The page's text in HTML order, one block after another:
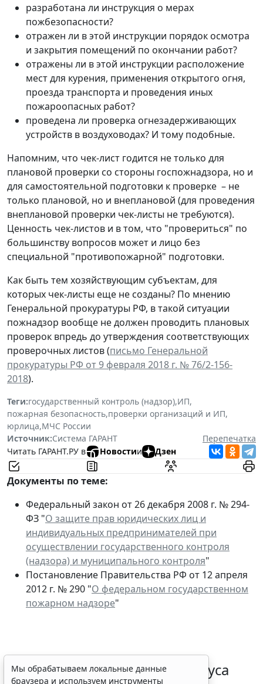
разработана ли инструкция о мерах
пожбезопасности?
отражен ли в этой инструкции порядок осмотра
и закрытия помещений по окончании работ?
отражены ли в этой инструкции расположение
мест для курения, применения открытого огня,
проезда транспорта и проведения иных
пожароопасных работ?
проведена ли проверка огнезадерживающих
устройств в воздуховодах? И тому подобные.
Напомним, что чек-лист годится не только для
плановой проверки со стороны госпожнадзора, но и
для самостоятельной подготовки к проверке – не
только плановой, но и внеплановой (для проведения
внеплановой проверки чек-листы не требуются).
Ценность чек-листов и в том, что "провериться" по
большинству вопросов может и лицо без
специальной "противопожарной" подготовки.
Как быть тем хозяйствующим субъектам, для
которых чек-листы еще не созданы? По мнению
Генеральной прокуратуры РФ, в такой ситуации
пожнадзор вообще не должен проводить плановых
проверок впредь до утверждения соответствующих
проверочных листов (письмо Генеральной
прокуратуры РФ от 9 февраля 2018 г. № 76/2-156-
2018).
Теги:государственный контроль (надзор),ИП,
пожарная безопасность,проверки организаций и ИП,
юрлица,МЧС России
Источник:Система ГАРАНТ
Перепечатка
Читать ГАРАНТ.РУ в
Новостии Дзен
Документы по теме:
Федеральный закон от 26 декабря 2008 г. № 294-
ФЗ "О защите прав юридических лиц и
индивидуальных предпринимателей при
осуществлении государственного контроля
(надзора) и муниципального контроля"
Постановление Правительства РФ от 12 апреля
2012 г. № 290 "О федеральном государственном
пожарном надзоре"
Порядок подтверждения статуса
Мы обрабатываем локальные данные
браузера и используем инструменты